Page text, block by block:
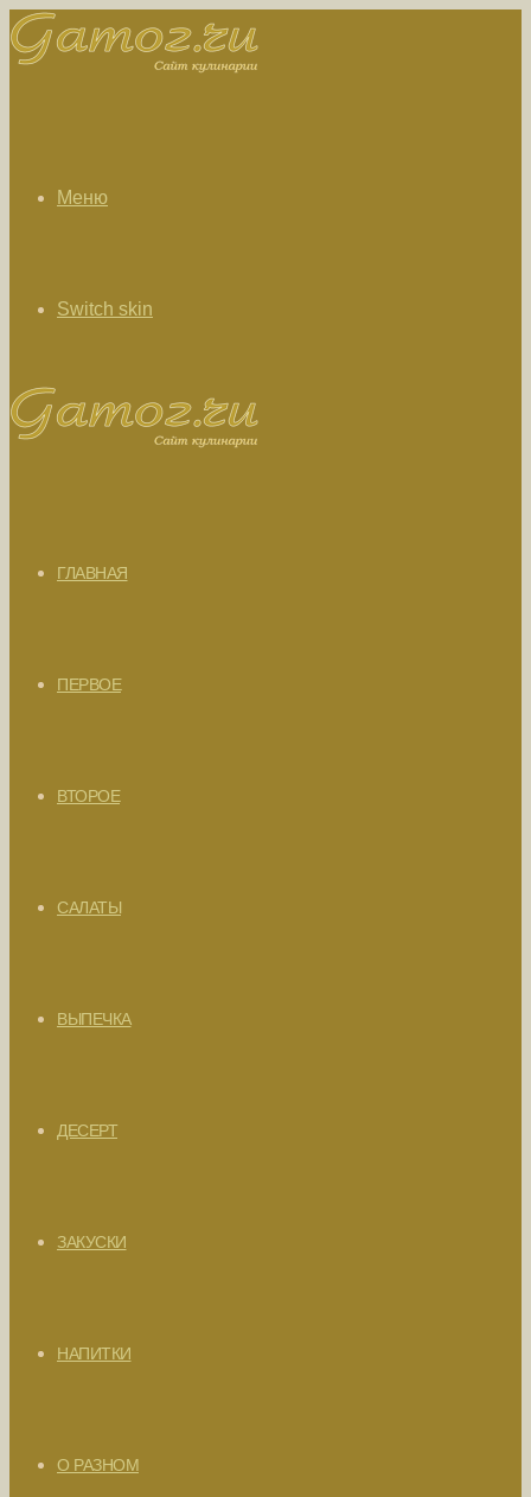
Меню
Switch skin
ГЛАВНАЯ
ПЕРВОЕ
ВТОРОЕ
САЛАТЫ
ВЫПЕЧКА
ДЕСЕРТ
ЗАКУСКИ
НАПИТКИ
О РАЗНОМ